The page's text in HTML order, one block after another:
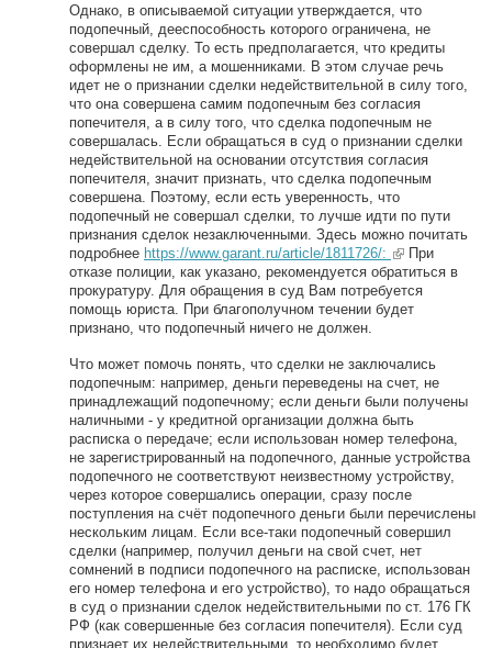
Однако, в описываемой ситуации утверждается, что
подопечный, дееспособность которого ограничена, не
совершал сделку. То есть предполагается, что кредиты
оформлены не им, а мошенниками. В этом случае речь
идет не о признании сделки недействительной в силу того,
что она совершена самим подопечным без согласия
попечителя, а в силу того, что сделка подопечным не
совершалась. Если обращаться в суд о признании сделки
недействительной на основании отсутствия согласия
попечителя, значит признать, что сделка подопечным
совершена. Поэтому, если есть уверенность, что
подопечный не совершал сделки, то лучше идти по пути
признания сделок незаключенными. Здесь можно почитать
подробнее https://www.garant.ru/article/1811726/: (link is
external)
При
отказе полиции, как указано, рекомендуется обратиться в
прокуратуру. Для обращения в суд Вам потребуется
помощь юриста. При благополучном течении будет
признано, что подопечный ничего не должен.
Что может помочь понять, что сделки не заключались
подопечным: например, деньги переведены на счет, не
принадлежащий подопечному; если деньги были получены
наличными - у кредитной организации должна быть
расписка о передаче; если использован номер телефона,
не зарегистрированный на подопечного, данные устройства
подопечного не соответствуют неизвестному устройству,
через которое совершались операции, сразу после
поступления на счёт подопечного деньги были перечислены
нескольким лицам. Если все-таки подопечный совершил
сделки (например, получил деньги на свой счет, нет
сомнений в подписи подопечного на расписке, использован
его номер телефона и его устройство), то надо обращаться
в суд о признании сделок недействительными по ст. 176 ГК
РФ (как совершенные без согласия попечителя). Если суд
признает их недействительными, то необходимо будет